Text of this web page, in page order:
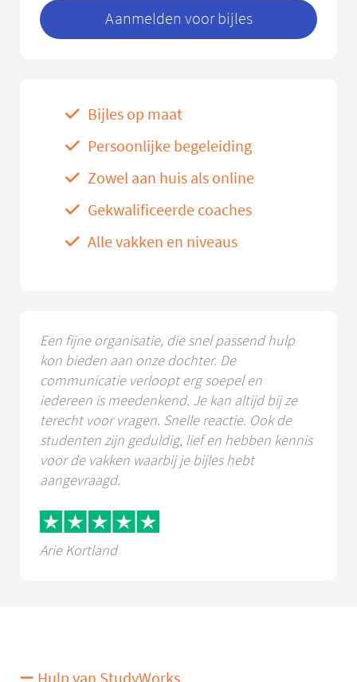
Aanmelden voor bijles
Bijles op maat
Persoonlijke begeleiding
Zowel aan huis als online
Gekwalificeerde coaches
Alle vakken en niveaus
Een fijne organisatie, die snel passend hulp
kon bieden aan onze dochter. De
communicatie verloopt erg soepel en
iedereen is meedenkend. Je kan altijd bij ze
terecht voor vragen. Snelle reactie. Ook de
studenten zijn geduldig, lief en hebben kennis
voor de vakken waarbij je bijles hebt
aangevraagd.
Arie Kortland